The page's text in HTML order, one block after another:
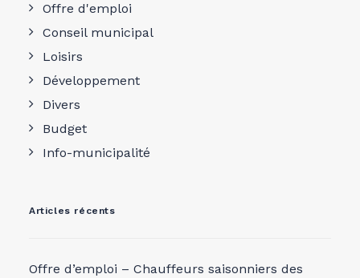
Offre d'emploi
Conseil municipal
Loisirs
Développement
Divers
Budget
Info-municipalité
Articles récents
Offre d’emploi – Chauffeurs saisonniers des